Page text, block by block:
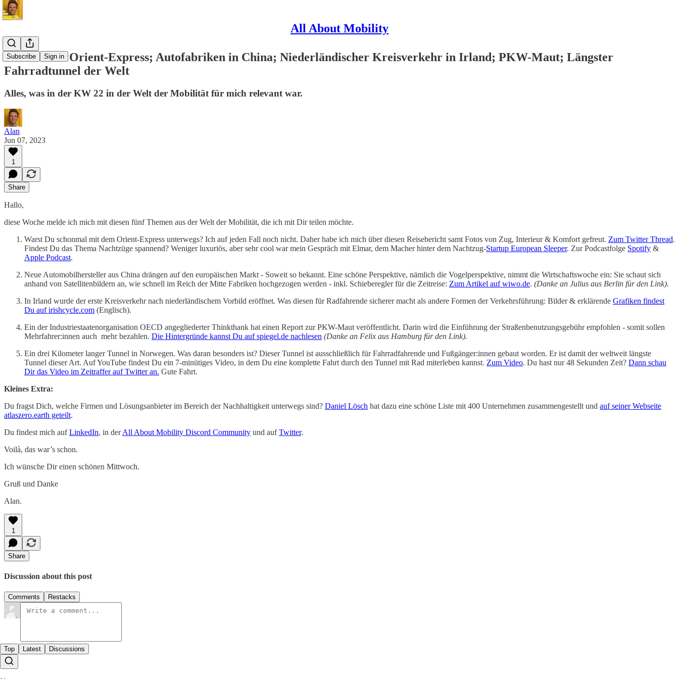
All About Mobility
Subscribe Sign in
Mitfahrt im Orient-Express; Autofabriken in China; Niederländischer Kreisverkehr in Irland; PKW-Maut; Längster
Fahrradtunnel der Welt
Alles, was in der KW 22 in der Welt der Mobilität für mich relevant war.
Alan
Jun 07, 2023
1
Share
Hallo,
diese Woche melde ich mich mit diesen fünf Themen aus der Welt der Mobilität, die ich mit Dir teilen möchte.
Warst Du schonmal mit dem Orient-Express unterwegs? Ich auf jeden Fall noch nicht. Daher habe ich mich über diesen Reisebericht samt Fotos von Zug, Interieur & Komfort gefreut. Zum Twitter Thread.
Findest Du das Thema Nachtzüge spannend? Weniger luxuriös, aber sehr cool war mein Gespräch mit Elmar, dem Macher hinter dem Nachtzug-Startup European Sleeper. Zur Podcastfolge Spotify &
Apple Podcast.
Neue Automobilhersteller aus China drängen auf den europäischen Markt - Soweit so bekannt. Eine schöne Perspektive, nämlich die Vogelperspektive, nimmt die Wirtschaftswoche ein: Sie schaut sich
anhand von Satellitenbildern an, wie schnell im Reich der Mitte Fabriken hochgezogen werden - inkl. Schieberegler für die Zeitreise: Zum Artikel auf wiwo.de. (Danke an Julius aus Berlin für den Link).
In Irland wurde der erste Kreisverkehr nach niederländischem Vorbild eröffnet. Was diesen für Radfahrende sicherer macht als andere Formen der Verkehrsführung: Bilder & erklärende Grafiken findest
Du auf irishcycle.com (Englisch).
Ein der Industriestaatenorganisation OECD angegliederter Thinkthank hat einen Report zur PKW-Maut veröffentlicht. Darin wird die Einführung der Straßenbenutzungsgebühr empfohlen - somit sollen
Mehrfahrer:innen auch mehr bezahlen. Die Hintergründe kannst Du auf spiegel.de nachlesen (Danke an Felix aus Hamburg für den Link).
Ein drei Kilometer langer Tunnel in Norwegen. Was daran besonders ist? Dieser Tunnel ist ausschließlich für Fahrradfahrende und Fußgänger:innen gebaut worden. Er ist damit der weltweit längste
Tunnel dieser Art. Auf YouTube findest Du ein 7-minütiges Video, in dem Du eine komplette Fahrt durch den Tunnel mit Rad miterleben kannst. Zum Video. Du hast nur 48 Sekunden Zeit? Dann schau
Dir das Video im Zeitraffer auf Twitter an. Gute Fahrt.
Kleines Extra:
Du fragst Dich, welche Firmen und Lösungsanbieter im Bereich der Nachhaltigkeit unterwegs sind? Daniel Lösch hat dazu eine schöne Liste mit 400 Unternehmen zusammengestellt und auf seiner Webseite
atlaszero.earth geteilt.
Du findest mich aufLinkedIn, in derAll About Mobility Discord Community und aufTwitter.
Voilà, das war’s schon.
Ich wünsche Dir einen schönen Mittwoch.
Gruß und Danke
Alan.
1
Share
Discussion about this post
Comments Restacks
Top Latest Discussions